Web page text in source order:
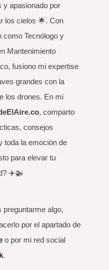
y apasionado por
los cielos 🌟. Con
como Tecnólogo y
Mantenimiento
fusiono mi expertise
grandes con la
los drones. En mi
, comparto
consejos
toda la emoción de
para elevar tu
✈️🚁
preguntarme algo,
por el apartado de
o por mi red social
.